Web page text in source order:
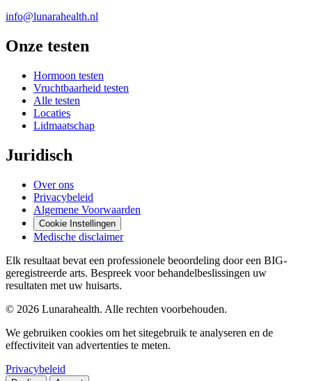
info@lunarahealth.nl
Onze testen
Hormoon testen
Vruchtbaarheid testen
Alle testen
Locaties
Lidmaatschap
Juridisch
Over ons
Privacybeleid
Algemene Voorwaarden
Cookie Instellingen
Medische disclaimer
Elk resultaat bevat een professionele beoordeling door een BIG-
geregistreerde arts. Bespreek voor behandelbeslissingen uw
resultaten met uw huisarts.
© 2026 Lunarahealth. Alle rechten voorbehouden.
We gebruiken cookies om het sitegebruik te analyseren en de
effectiviteit van advertenties te meten.
Privacybeleid